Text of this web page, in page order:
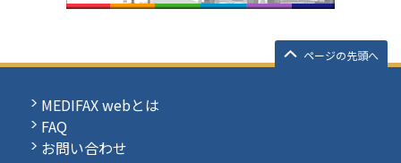
ページの先頭へ
MEDIFAX webとは
FAQ
お問い合わせ